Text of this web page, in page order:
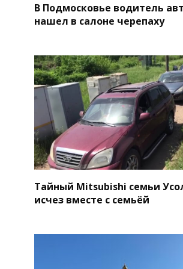
В Подмосковье водитель
нашел в салоне черепаху
Тайный Mitsubishi семьи
исчез вместе с семьёй